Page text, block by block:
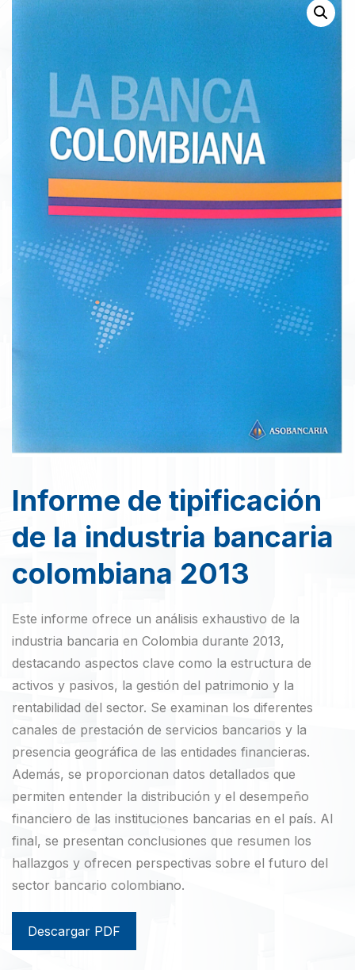
Informe de tipificación
de la industria bancaria
colombiana 2013
Este informe ofrece un análisis exhaustivo de la
industria bancaria en Colombia durante 2013,
destacando aspectos clave como la estructura de
activos y pasivos, la gestión del patrimonio y la
rentabilidad del sector. Se examinan los diferentes
canales de prestación de servicios bancarios y la
presencia geográfica de las entidades financieras.
Además, se proporcionan datos detallados que
permiten entender la distribución y el desempeño
financiero de las instituciones bancarias en el país. Al
final, se presentan conclusiones que resumen los
hallazgos y ofrecen perspectivas sobre el futuro del
sector bancario colombiano.
Descargar PDF